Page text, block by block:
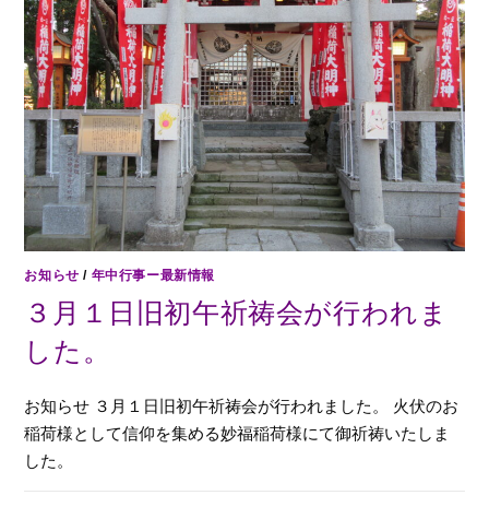
お知らせ / 年中行事ー最新情報
３月１日旧初午祈祷会が行われま
した。
お知らせ ３月１日旧初午祈祷会が行われました。 火伏のお
稲荷様として信仰を集める妙福稲荷様にて御祈祷いたしま
した。